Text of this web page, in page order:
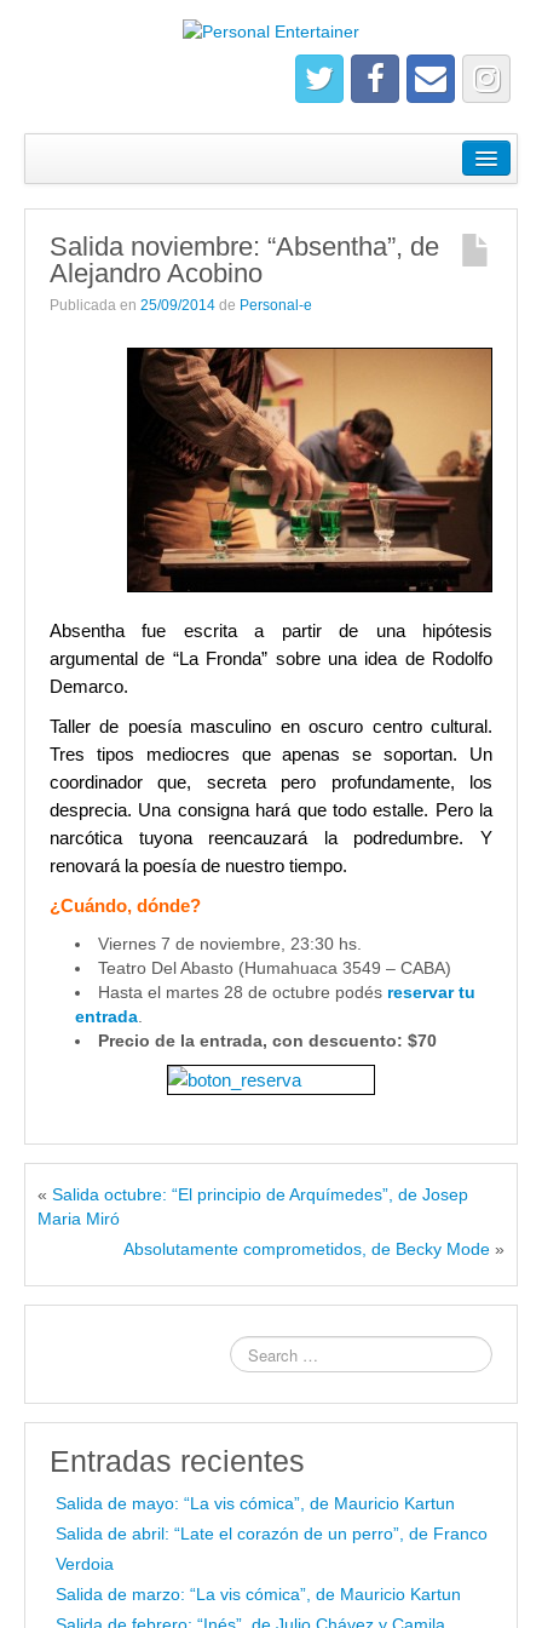
Empresas
Salidas
Registrate
Salida noviembre: “Absentha”, de
Alejandro Acobino
Publicada en 25/09/2014 de Personal-e
Absentha fue escrita a partir de una hipótesis
argumental de “La Fronda” sobre una idea de Rodolfo
Demarco.
Taller de poesía masculino en oscuro centro cultural.
Tres tipos mediocres que apenas se soportan. Un
coordinador que, secreta pero profundamente, los
desprecia. Una consigna hará que todo estalle. Pero la
narcótica tuyona reencauzará la podredumbre. Y
renovará la poesía de nuestro tiempo.
¿Cuándo, dónde?
Viernes 7 de noviembre, 23:30 hs.
Teatro Del Abasto (Humahuaca 3549 – CABA)
Hasta el martes 28 de octubre podés reservar tu
entrada
Precio de la entrada, con descuento: $70
« Salida octubre: “El principio de Arquímedes”, de Josep
Maria Miró
Absolutamente comprometidos, de Becky Mode »
Entradas recientes
Salida de mayo: “La vis cómica”, de Mauricio Kartun
Salida de abril: “Late el corazón de un perro”, de Franco
Verdoia
Salida de marzo: “La vis cómica”, de Mauricio Kartun